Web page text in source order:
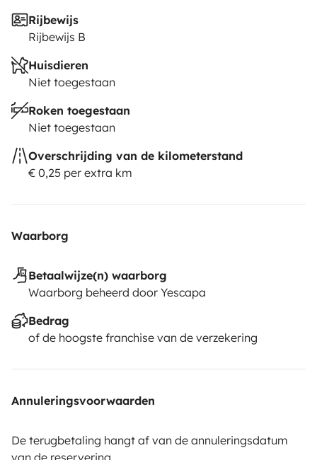
Rijbewijs
Rijbewijs B
Huisdieren
Niet toegestaan
Roken toegestaan
Niet toegestaan
Overschrijding van de kilometerstand
€ 0,25 per extra km
Waarborg
Betaalwijze(n) waarborg
Waarborg beheerd door Yescapa
Bedrag
of de hoogste franchise van de verzekering
Annuleringsvoorwaarden
De terugbetaling hangt af van de annuleringsdatum
van de reservering.